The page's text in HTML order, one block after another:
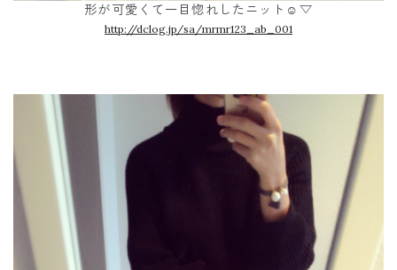
形が可愛くて一目惚れしたニット☺︎▽
http://dclog.jp/sa/mrmr123_ab_001